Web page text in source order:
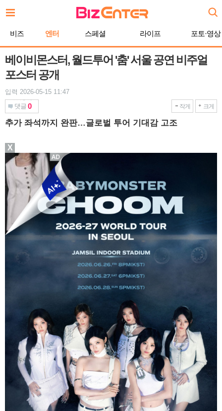
문
기
비즈 엔터 스페셜 라이프 포토·영상
베이비몬스터, 월드투어 '춤' 서울 공연 비주얼
포스터 공개
입력 2026-05-15 11:47
댓글 0 작게 크게
추가 좌석까지 완판…글로벌 투어 기대감 고조
X